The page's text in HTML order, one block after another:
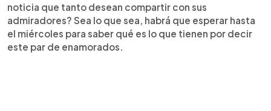
noticia que tanto desean compartir con sus
admiradores? Sea lo que sea, habrá que esperar hasta
el miércoles para saber qué es lo que tienen por decir
este par de enamorados.